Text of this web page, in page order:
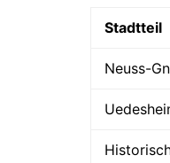
Stadtteil
Neuss-